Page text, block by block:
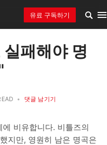
유료 구독하기
패해야 명
• 댓글 남기기
비유합니다. 비틀즈의
지만, 영원히 남은 명곡은